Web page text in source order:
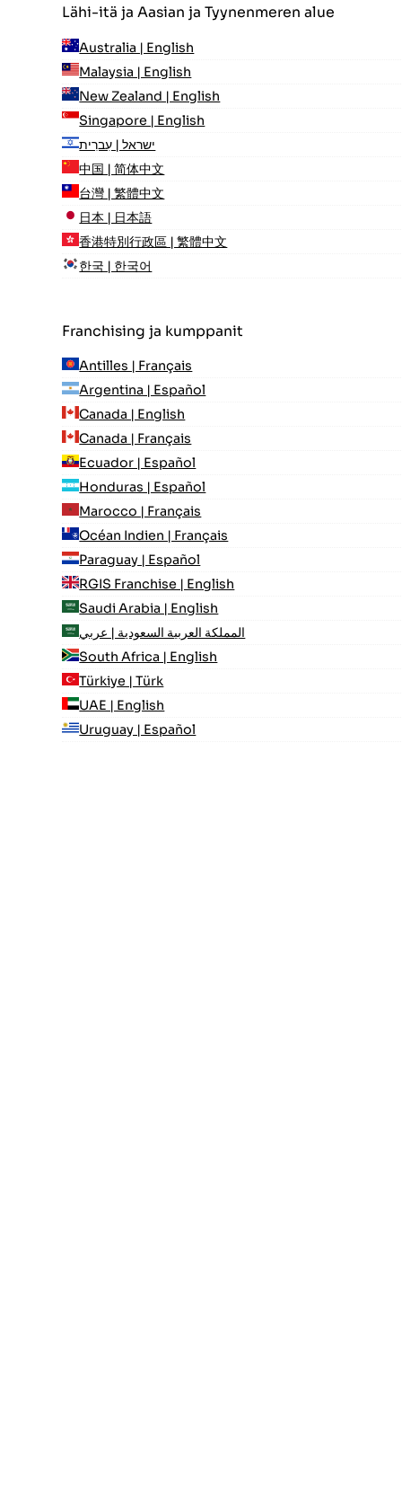
Lähi-itä ja Aasian ja Tyynenmeren alue
Australia | English
Malaysia | English
New Zealand | English
Singapore | English
ישראל | עִברִית
中国 | 简体中文
台灣 | 繁體中文
日本 | 日本語
香港特別行政區 | 繁體中文
한국 | 한국어
Franchising ja kumppanit
Antilles | Français
Argentina | Español
Canada | English
Canada | Français
Ecuador | Español
Honduras | Español
Marocco | Français
Océan Indien | Français
Paraguay | Español
RGIS Franchise | English
Saudi Arabia | English
المملكة العربية السعودية | عربي
South Africa | English
Türkiye | Türk
UAE | English
Uruguay | Español